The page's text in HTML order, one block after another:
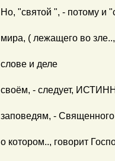
Но, "святой ", - потому и
мира, ( лежащего во
слове и деле
своём, - следует,
заповедям, -
о котором.., говорит